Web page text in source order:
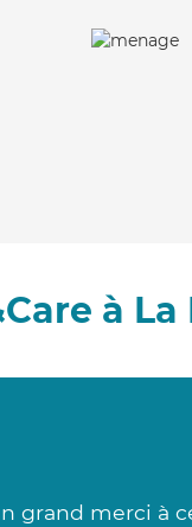
à La
grand merci à